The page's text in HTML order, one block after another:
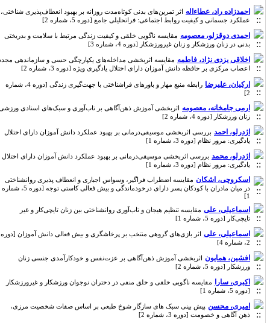
احمدزاده راد، عطاءاله اثر تمرین‌های بدنی کوتاه‌مدت روزانه بر بهبود انعطاف‌پذیری شناختی،
عملکرد جسمانی و کیفیت روابط اجتماعی: فراتحلیلی جامع [دوره 5، شماره 2]
احمدی دوقزلو، معصومه مقایسه ناگویی خلقی و کیفیت زندگی مرتبط با سلامت و بدریختی
بدنی در زنان ورزشکار و زنان غیرورزشکار [دوره 4، شماره 3]
اخلاقی یزدی نژاد، فاطمه مقایسه اثربخشی مداخله‌های یکپارچگی حسی و سازماندهی مجدد
اعصاب مرکزی بر حافظه دانش آموزان دارای اختلال یادگیری ویژه [دوره 3، شماره 2]
ارکیان، علیرضا
رابطه منبع مهار و باورهای فراشناختی با جهت­‌گیری زندگی [دوره 4، شماره
2]
ارمی جامخانه، معصومه اثربخشی آموزش ذهن‌آگاهی بر تاب‌آوری و سبک‌های اسنادی ورزشی
زنان ورزشکار [دوره 4، شماره 2]
اژدرلو، احمد بررسی اثربخشی موسیقی‌درمانی بر بهبود عملکرد دانش آموزان دارای اختلال
یادگیری: مرور نظام [دوره 3، شماره 1]
اژدرلو، محمد بررسی اثربخشی موسیقی‌درمانی بر بهبود عملکرد دانش آموزان دارای اختلال
یادگیری: مرور نظام [دوره 3، شماره 1]
اسکروچی، اشکان مقایسه اضطراب فراگیر، وسواس اجباری و انعطاف پذیری روانشناختی
در میان مادران با کودکان پسر دارای درخودماندگی و بیش فعالی کاستی توجه [دوره 5، شماره
1]
اسماعیلی، علی مقایسه تنظیم هیجان و تاب‌آوری روانشناختی بین زنان تایچی‌کار و غیر
تایچی‌کار [دوره 5، شماره 1]
اسماعیلی، علی اثر بازی‌های گروهی منتخب بر پرخاشگری و بیش فعالی دانش آموزان [دوره
2، شماره 4]
افشین، همایون اثربخشی آموزش ذهن‌آگاهی بر عزت‌نفس و خودکارآمدی جنسی زنان
ورزشکار [دوره 5، شماره 2]
اکبری، سارا مقایسه ناگویی خلقی و خلق منفی در دختران نوجوان ورزشکار و غیرورزشکار
[دوره 5، شماره 1]
امیری، محسن پیش بینی سبک های سازگار شوخ طبعی بر اساس صفات شخصیت مرزی،
ذهن آگاهی و خصومت [دوره 3، شماره 2]